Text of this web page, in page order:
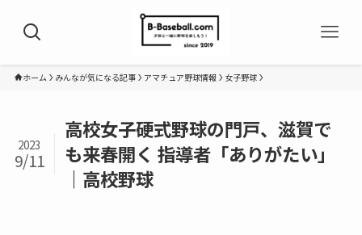
ホーム みんなが気になる記事 アマチュア野球情報 女子野球
高校女子硬式野球の門戸、滋賀で
も来春開く 指導者「ありがたい」
｜高校野球
2023
9/11